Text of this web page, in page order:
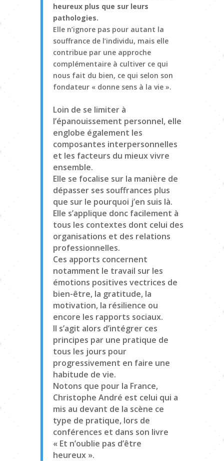
heureux plus que sur leurs
pathologies.
Elle n’ignore pas pour autant la
souffrance de l’individu, mais elle
contribue par une approche
complémentaire à cultiver ce qui
nous fait du bien, ce qui selon son
fondateur « donne sens à la vie ».
Loin de se limiter à
l’épanouissement personnel, elle
englobe également les
composantes interpersonnelles
et les facteurs du mieux vivre
ensemble.
Elle se focalise sur la manière de
dépasser ses souffrances plus
que sur le pourquoi j’en suis là.
Elle s’applique donc facilement à
tous les contextes dont celui des
organisations et des relations
professionnelles.
Ces apports concernent
notamment le travail sur les
émotions positives vectrices de
bien-être, la gratitude, la
motivation, la résilience ou
encore les rapports sociaux.
Il s’agit alors d’intégrer ces
principes par une pratique de
tous les jours pour
progressivement en faire une
habitude de vie.
Notons que pour la France,
Christophe André est celui qui a
mis au devant de la scène ce
type de pratique, lors de
conférences et dans son livre
« Et n’oublie pas d’être
heureux ».